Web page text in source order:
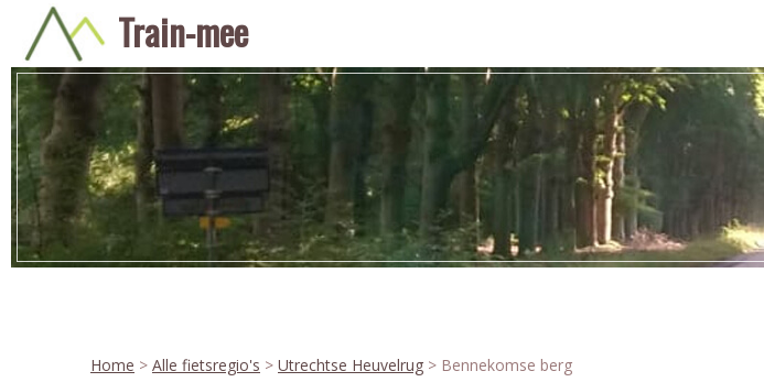
Train-mee
Home > Alle fietsregio's > Utrechtse Heuvelrug > Bennekomse berg